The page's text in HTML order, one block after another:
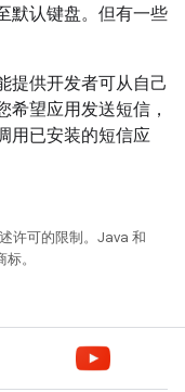
默认键盘。但有一些
提供开发者可从自己
希望应用发送短信，
用已安装的短信应
许可的限制。Java 和
。